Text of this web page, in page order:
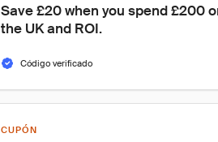
Save £20 when you spend £200
the UK and ROI.
Código verificado
CUPÓN